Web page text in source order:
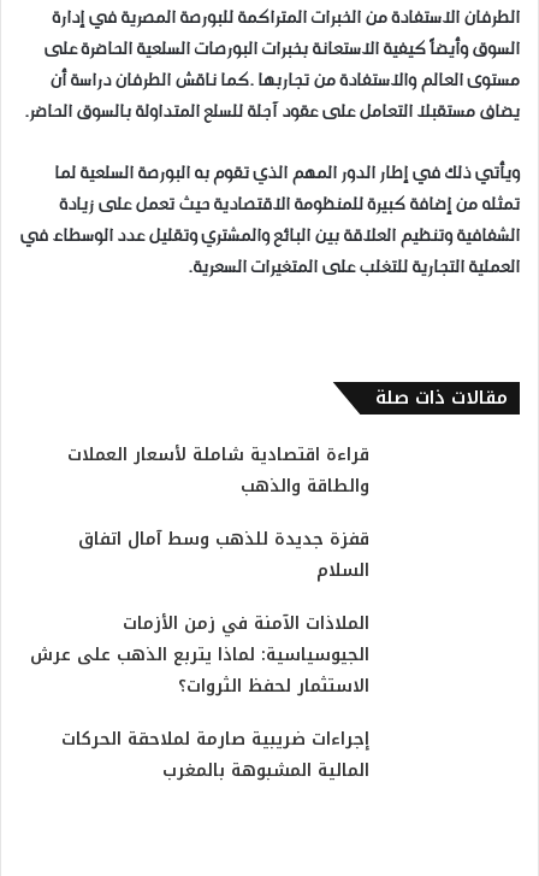
الطرفان الاستفادة من الخبرات المتراكمة للبورصة المصرية في إدارة
السوق وأيضاً كيفية الاستعانة بخبرات البورصات السلعية الحاضرة على
مستوى العالم والاستفادة من تجاربها .كما ناقش الطرفان دراسة أن
يضاف مستقبلا التعامل على عقود آجلة للسلع المتداولة بالسوق الحاضر.
ويأتي ذلك في إطار الدور المهم الذي تقوم به البورصة السلعية لما
تمثله من إضافة كبيرة للمنظومة الاقتصادية حيث تعمل على زيادة
الشفافية وتنظيم العلاقة بين البائع والمشتري وتقليل عدد الوسطاء في
العملية التجارية للتغلب على المتغيرات السعرية.
مقالات ذات صلة
قراءة اقتصادية شاملة لأسعار العملات
والطاقة والذهب
قفزة جديدة للذهب وسط آمال اتفاق
السلام
الملاذات الآمنة في زمن الأزمات
الجيوسياسية: لماذا يتربع الذهب على عرش
الاستثمار لحفظ الثروات؟
إجراءات ضريبية صارمة لملاحقة الحركات
المالية المشبوهة بالمغرب